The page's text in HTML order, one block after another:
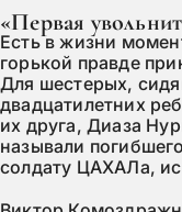
«Первая
Есть в жизни
горькой правде
Для шестерых,
двадцатилетних
их друга, Диаза
называли
солдату ЦАХАЛа,